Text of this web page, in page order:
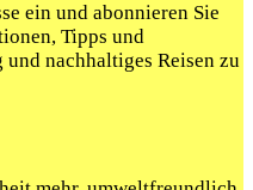
ein und abonnieren Sie
Tipps und
nachhaltiges Reisen zu